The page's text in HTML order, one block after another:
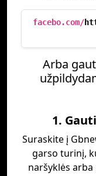
facebo.com/
Arba
1.
Suraskite į
garso turinį,
naršyklės